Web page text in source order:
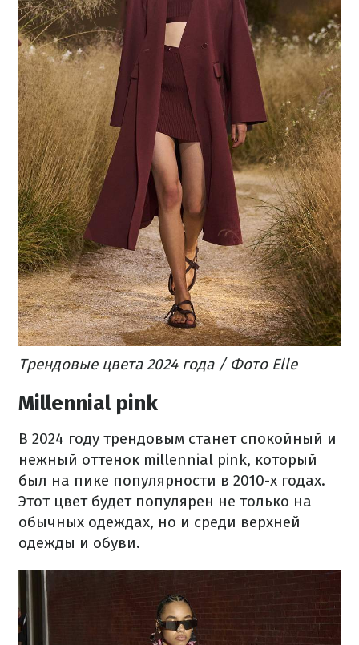
Трендовые цвета 2024 года / Фото Elle
Millennial pink
В 2024 году трендовым станет спокойный и
нежный оттенок millennial pink, который
был на пике популярности в 2010-х годах.
Этот цвет будет популярен не только на
обычных одеждах, но и среди верхней
одежды и обуви.